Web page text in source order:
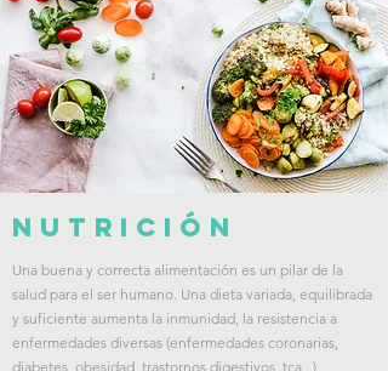
NUTRICIÓN
Una buena y correcta alimentación es un pilar de la
salud para el ser humano. Una dieta variada, equilibrada
y suficiente aumenta la inmunidad, la resistencia a
enfermedades diversas (enfermedades coronarias,
diabetes, obesidad, trastornos digestivos, tca...),